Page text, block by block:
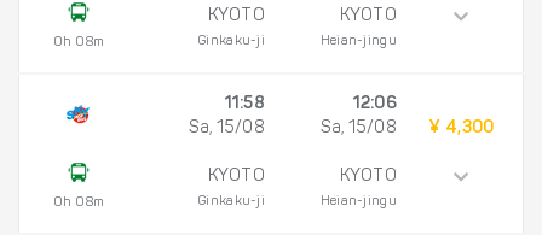
0h 08m
KYOTO
Ginkaku-ji
KYOTO
Heian-jingu
0h 08m
11:58
Sa, 15/08
KYOTO
Ginkaku-ji
12:06
Sa, 15/08
KYOTO
Heian-jingu
¥ 4,300